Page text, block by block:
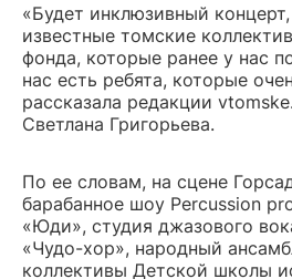
«Будет инклюзивный
известные томские
фонда, которые ранее у нас
нас есть ребята, которые
рассказала редакции
Светлана Григорьева.
По ее словам, на сцене
барабанное шоу Percussion
«Юди», студия джазового
«Чудо-хор», народный
коллективы Детской школы